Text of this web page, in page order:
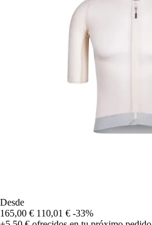
Desde
165,00 € 110,01 € -33%